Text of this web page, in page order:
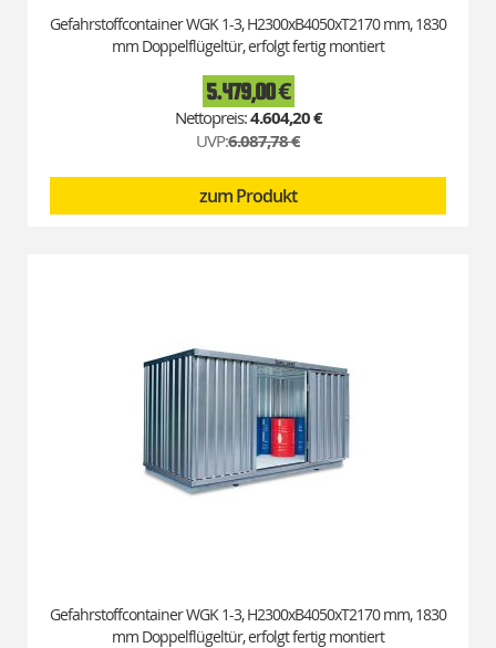
Gefahrstoffcontainer WGK 1-3, H2300xB4050xT2170 mm, 1830
mm Doppelflügeltür, erfolgt fertig montiert
Special
Price
5.479,00 €
4.604,20 €
UVP:6.087,78 €
zum Produkt
Gefahrstoffcontainer WGK 1-3, H2300xB4050xT2170 mm, 1830
mm Doppelflügeltür, erfolgt fertig montiert